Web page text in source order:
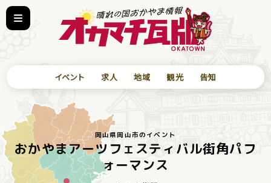
イベント 求人 地域 観光 告知
岡山県岡山市のイベント
おかやまアーツフェスティバル街角パフ
ォーマンス